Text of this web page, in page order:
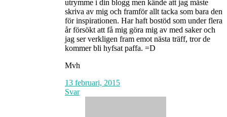
utrymme i din blogg men kände att jag måste
skriva av mig och framför allt tacka som bara den
för inspirationen. Har haft bostöd som under flera
år försökt att få mig göra mig av med saker och
jag ser verkligen fram emot nästa träff, tror de
kommer bli hyfsat paffa. =D
Mvh
13 februari, 2015
Svar